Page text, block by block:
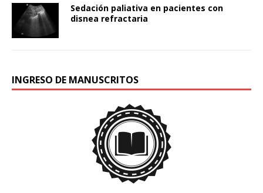
Sedación paliativa en pacientes con
disnea refractaria
INGRESO DE MANUSCRITOS